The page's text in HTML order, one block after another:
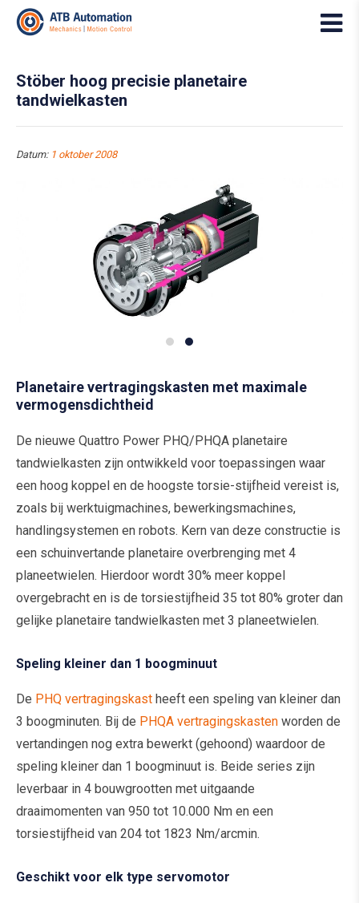
Stöber hoog precisie planetaire
tandwielkasten
Datum: 1 oktober 2008
Planetaire vertragingskasten met maximale
vermogensdichtheid
De nieuwe Quattro Power PHQ/PHQA planetaire
tandwielkasten zijn ontwikkeld voor toepassingen waar
een hoog koppel en de hoogste torsie-stijfheid vereist is,
zoals bij werktuigmachines, bewerkingsmachines,
handlingsystemen en robots. Kern van deze constructie is
een schuinvertande planetaire overbrenging met 4
planeetwielen. Hierdoor wordt 30% meer koppel
overgebracht en is de torsiestijfheid 35 tot 80% groter dan
gelijke planetaire tandwielkasten met 3 planeetwielen.
Speling kleiner dan 1 boogminuut
De PHQ vertragingskast heeft een speling van kleiner dan
3 boogminuten. Bij de PHQA vertragingskasten worden de
vertandingen nog extra bewerkt (gehoond) waardoor de
speling kleiner dan 1 boogminuut is. Beide series zijn
leverbaar in 4 bouwgrootten met uitgaande
draaimomenten van 950 tot 10.000 Nm en een
torsiestijfheid van 204 tot 1823 Nm/arcmin.
Geschikt voor elk type servomotor